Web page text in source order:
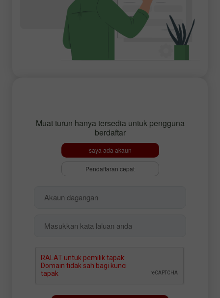
Muat turun hanya tersedia untuk pengguna
berdaftar
saya ada akaun
Pendaftaran cepat